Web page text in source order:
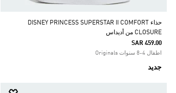
حذاء DISNEY PRINCESS SUPERSTAR II COMFORT
CLOSURE من أديداس
SAR 459.00
اطفال 4-8 سنوات Originals
جديد